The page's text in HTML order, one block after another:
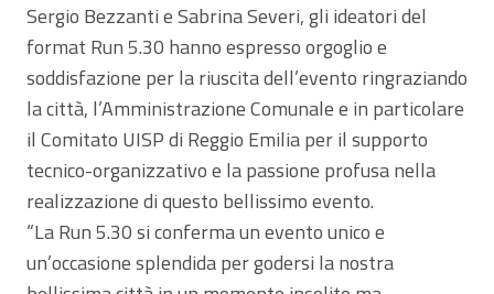
Sergio Bezzanti e Sabrina Severi, gli ideatori del
format Run 5.30 hanno espresso orgoglio e
soddisfazione per la riuscita dell’evento ringraziando
la città, l’Amministrazione Comunale e in particolare
il Comitato UISP di Reggio Emilia per il supporto
tecnico-organizzativo e la passione profusa nella
realizzazione di questo bellissimo evento.
“La Run 5.30 si conferma un evento unico e
un’occasione splendida per godersi la nostra